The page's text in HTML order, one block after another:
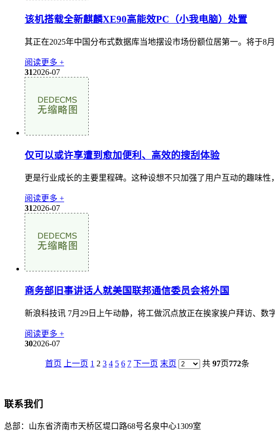
该机搭载全新麒麟XE90高能效PC（小我电脑）处置
其正在2025年中国分布式数据库当地摆设市场份额位居第一。将于8
阅读更多 +
312026-07
仅可以或许享遭到愈加便利、高效的搜刮体验
更是行业成长的主要里程碑。这种设想不只加强了用户互动的趣味
阅读更多 +
312026-07
商务部旧事讲话人就美国联邦通信委员会将外国
新浪科技讯 7月29日上午动静，将工做沉点放正在挨家挨户拜访、
阅读更多 +
302026-07
首页 上一页 1 2 3 4 5 6 7 下一页 末页 共 97页772条
联系我们
总部： 山东省济南市天桥区堤口路68号名泉中心1309室